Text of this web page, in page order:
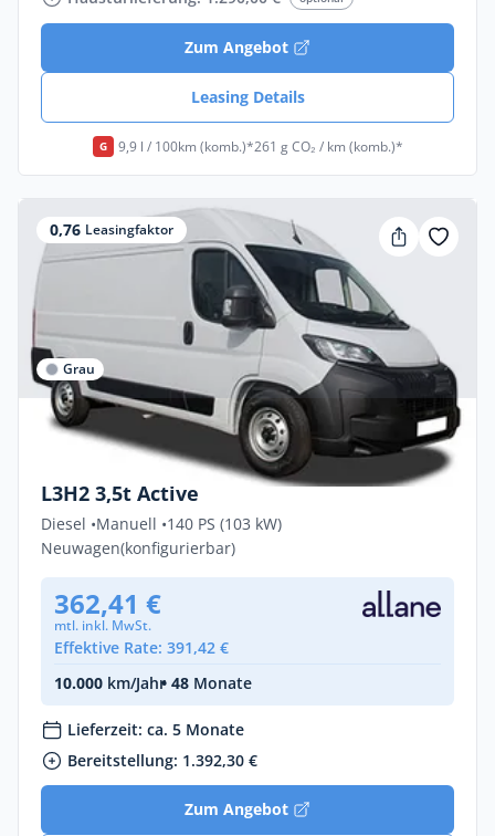
Zum Angebot
Leasing Details
G 9,9 l / 100km (komb.)*261 g CO₂ / km (komb.)*
0,76 Leasingfaktor
Grau
Privat & Gewerbe
Peugeot Boxer ACTIVE 2.2 Diesel 103kW
L3H2 3,5t Active
Diesel •Manuell •140 PS (103 kW)
Neuwagen(konfigurierbar)
362,41 €
mtl. inkl. MwSt.
Effektive Rate: 391,42 €
10.000 km/Jahr• 48 Monate
Lieferzeit: ca. 5 Monate
Bereitstellung: 1.392,30 €
Zum Angebot